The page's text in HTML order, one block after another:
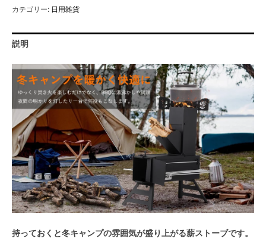
カテゴリー: 日用雑貨
説明
持っておくと冬キャンプの雰囲気が盛り上がる薪ストーブです。